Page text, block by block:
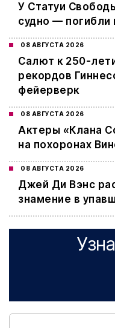
У Статуи
судно — погибли
08 АВГУСТА 2026
Салют к 250-
рекордов
фейерверк
08 АВГУСТА 2026
Актеры «Клана
на похоронах
08 АВГУСТА 2026
Джей Ди Вэнс
знамение в